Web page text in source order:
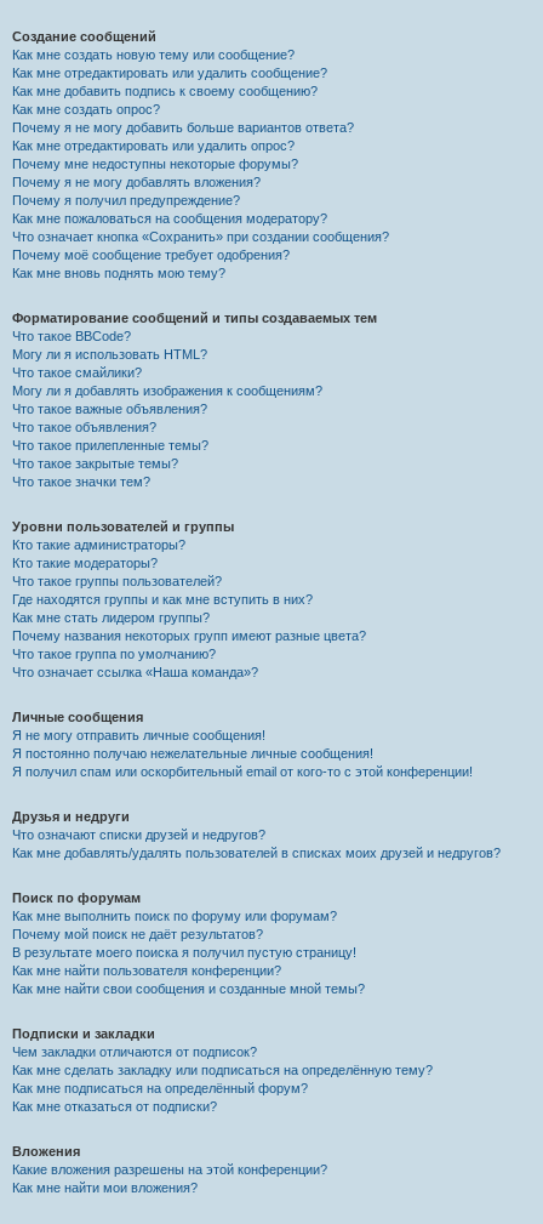
Создание сообщений
Как мне создать новую тему или сообщение?
Как мне отредактировать или удалить сообщение?
Как мне добавить подпись к своему сообщению?
Как мне создать опрос?
Почему я не могу добавить больше вариантов ответа?
Как мне отредактировать или удалить опрос?
Почему мне недоступны некоторые форумы?
Почему я не могу добавлять вложения?
Почему я получил предупреждение?
Как мне пожаловаться на сообщения модератору?
Что означает кнопка «Сохранить» при создании сообщения?
Почему моё сообщение требует одобрения?
Как мне вновь поднять мою тему?
Форматирование сообщений и типы создаваемых тем
Что такое BBCode?
Могу ли я использовать HTML?
Что такое смайлики?
Могу ли я добавлять изображения к сообщениям?
Что такое важные объявления?
Что такое объявления?
Что такое прилепленные темы?
Что такое закрытые темы?
Что такое значки тем?
Уровни пользователей и группы
Кто такие администраторы?
Кто такие модераторы?
Что такое группы пользователей?
Где находятся группы и как мне вступить в них?
Как мне стать лидером группы?
Почему названия некоторых групп имеют разные цвета?
Что такое группа по умолчанию?
Что означает ссылка «Наша команда»?
Личные сообщения
Я не могу отправить личные сообщения!
Я постоянно получаю нежелательные личные сообщения!
Я получил спам или оскорбительный email от кого-то с этой конференции!
Друзья и недруги
Что означают списки друзей и недругов?
Как мне добавлять/удалять пользователей в списках моих друзей и недругов?
Поиск по форумам
Как мне выполнить поиск по форуму или форумам?
Почему мой поиск не даёт результатов?
В результате моего поиска я получил пустую страницу!
Как мне найти пользователя конференции?
Как мне найти свои сообщения и созданные мной темы?
Подписки и закладки
Чем закладки отличаются от подписок?
Как мне сделать закладку или подписаться на определённую тему?
Как мне подписаться на определённый форум?
Как мне отказаться от подписки?
Вложения
Какие вложения разрешены на этой конференции?
Как мне найти мои вложения?